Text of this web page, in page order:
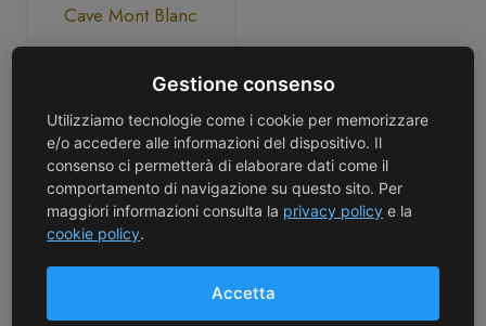
Cave Mont Blanc
Valle D’Aosta DOC Brut
Nature “Cuvèe Du
Prince” 2018 – Cave
Mont Blanc
42,00€
Gestione consenso
Utilizziamo tecnologie come i cookie per memorizzare
e/o accedere alle informazioni del dispositivo. Il
consenso ci permetterà di elaborare dati come il
comportamento di navigazione su questo sito. Per
maggiori informazioni consulta la privacy policy e la
cookie policy.
Accetta